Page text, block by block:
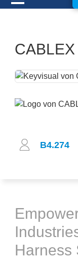
B4.274
Harness